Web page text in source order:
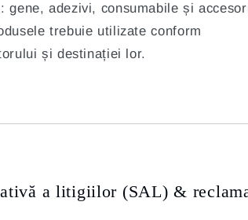
gene, adezivi, consumabile și
trebuie utilizate conform
și destinației lor.
a litigiilor (SAL) &